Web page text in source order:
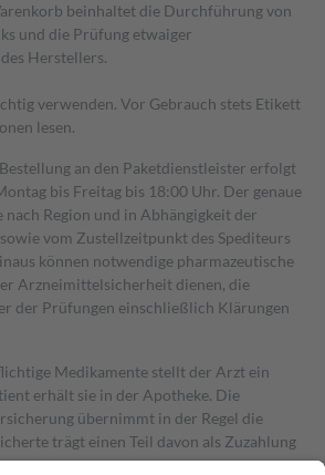
beinhaltet die Durchführung von
und die Prüfung etwaiger
Herstellers.
verwenden. Vor Gebrauch stets Etikett
lesen.
an den Paketdienstleister erfolgt
bis Freitag bis 18:00 Uhr. Der genaue
Region und in Abhängigkeit der
vom Zustellzeitpunkt des Spediteurs
können notwendige pharmazeutische
Arzneimittelsicherheit dienen, die
der Prüfungen einschließlich Klärungen
Medikamente stellt der Arzt ein
erhält sie in der Apotheke. Die
übernimmt in der Regel die
trägt einen Teil davon als Zuzahlung